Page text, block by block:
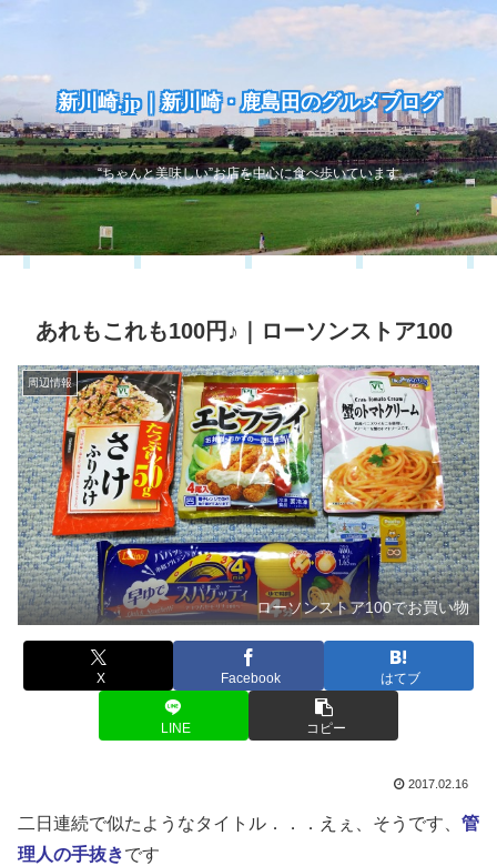
新川崎.jp｜新川崎・鹿島田のグルメブログ
“ちゃんと美味しい”お店を中心に食べ歩いています
あれもこれも100円♪｜ローソンストア100
周辺情報
ローソンストア100でお買い物
X Facebook はてブ
LINE コピー
2017.02.16
二日連続で似たようなタイトル．．．えぇ、そうです、 管
理人の手抜きです